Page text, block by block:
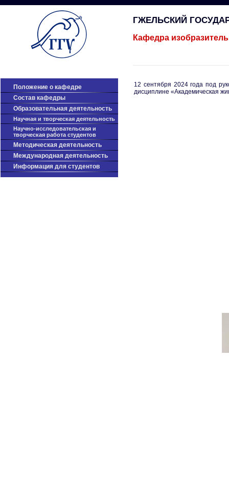
ГЖЕЛЬСКИЙ
Кафедра
Положение о кафедре
Cостав кафедры
Образовательная деятельность
Научная и творческая деятельность
Научно-исследовательская и
творческая работа студентов
Методическая деятельность
Международная деятельность
Информация для студентов
12 сентября 2024 года под
дисциплине «Академическая